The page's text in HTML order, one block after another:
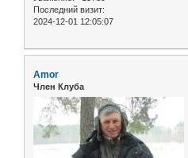
Последний визит:
2024-12-01 12:05:07
Amor
Член Клуба